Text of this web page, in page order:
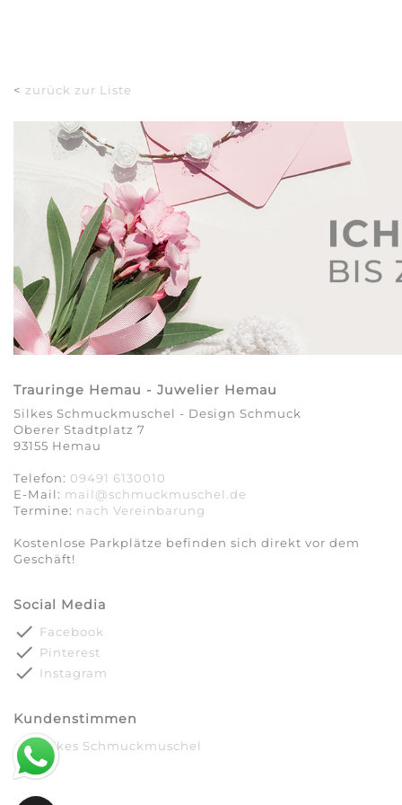
< zurück zur Liste
Trauringe Hemau - Juwelier Hemau
Silkes Schmuckmuschel - Design Schmuck
Oberer Stadtplatz 7
93155 Hemau
Telefon: 09491 6130010
E-Mail: mail@schmuckmuschel.de
Termine: nach Vereinbarung​​​​​​​
Kostenlose Parkplätze befinden sich direkt vor dem
Geschäft!
Social Media
done Facebook
done Pinterest
done Instagram
Kundenstimmen
done Silkes Schmuckmuschel